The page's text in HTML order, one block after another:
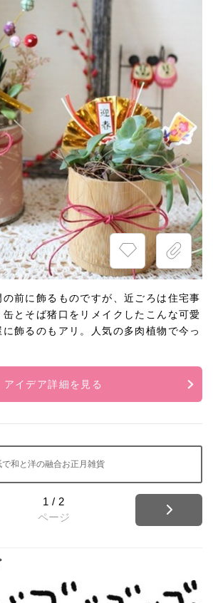
前に飾るものですが、近ごろは住宅事
とそば猪口をリメイクしたこんな可愛
飾るのもアリ。人気の多肉植物で今っ
アイデア詳細を見る
で和と洋の融合お正月雑貨
1 / 2
ページ